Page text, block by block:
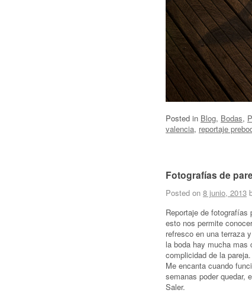
Posted in Blog, Bodas,
valencia, reportaje
Fotografías de
Posted on 8 junio, 2013
Reportaje de fotografías
esto nos permite
refresco en una terraza
la boda hay mucha
complicidad de la
Me encanta cuando
semanas poder quedar,
Saler.